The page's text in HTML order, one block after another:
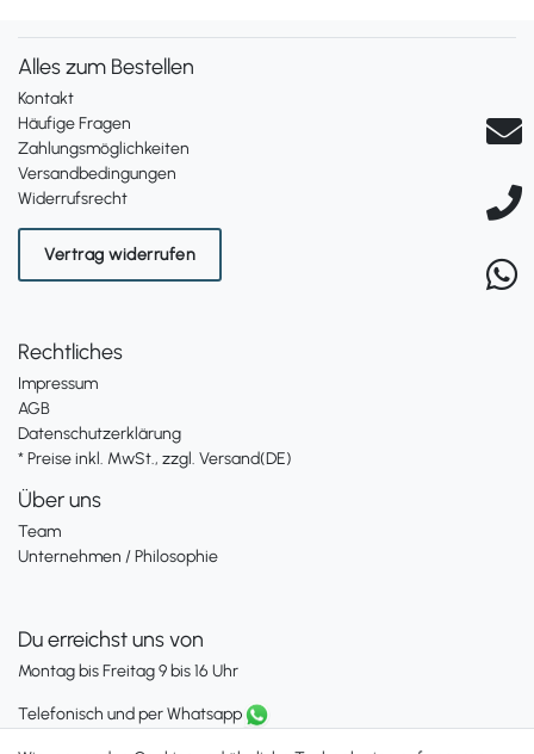
Alles zum Bestellen
Kontakt
Häufige Fragen
Zahlungsmöglichkeiten
Versandbedingungen
Widerrufsrecht
Vertrag widerrufen
Rechtliches
Impressum
AGB
Datenschutzerklärung
* Preise inkl. MwSt., zzgl. Versand(DE)
Über uns
Team
Unternehmen / Philosophie
Du erreichst uns von
Montag bis Freitag 9 bis 16 Uhr
Telefonisch und per Whatsapp